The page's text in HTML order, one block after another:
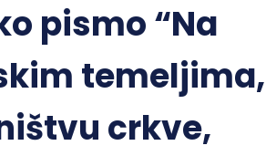
pismo “Na
temeljima,
crkve,